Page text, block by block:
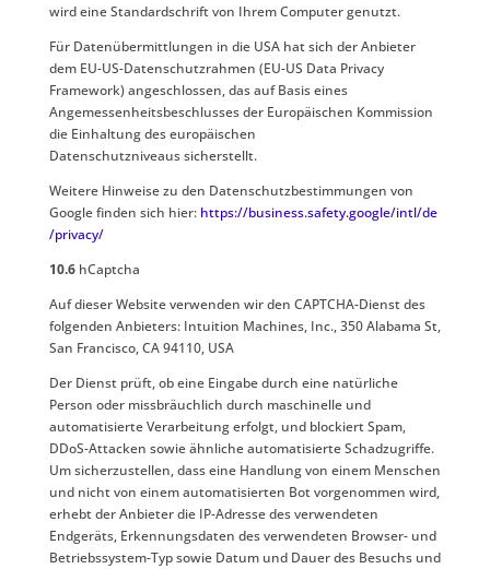
wird eine Standardschrift von Ihrem Computer genutzt.
Für Datenübermittlungen in die USA hat sich der Anbieter
dem EU-US-Datenschutzrahmen (EU-US Data Privacy
Framework) angeschlossen, das auf Basis eines
Angemessenheitsbeschlusses der Europäischen Kommission
die Einhaltung des europäischen
Datenschutzniveaus sicherstellt.
Weitere Hinweise zu den Datenschutzbestimmungen von
Google finden sich hier: https://business.safety.google/intl/de
/privacy/
10.6hCaptcha
Auf dieser Website verwenden wir den CAPTCHA-Dienst des
folgenden Anbieters: Intuition Machines, Inc., 350 Alabama St,
San Francisco, CA 94110, USA
Der Dienst prüft, ob eine Eingabe durch eine natürliche
Person oder missbräuchlich durch maschinelle und
automatisierte Verarbeitung erfolgt, und blockiert Spam,
DDoS-Attacken sowie ähnliche automatisierte Schadzugriffe.
Um sicherzustellen, dass eine Handlung von einem Menschen
und nicht von einem automatisierten Bot vorgenommen wird,
erhebt der Anbieter die IP-Adresse des verwendeten
Endgeräts, Erkennungsdaten des verwendeten Browser- und
Betriebssystem-Typ sowie Datum und Dauer des Besuchs und